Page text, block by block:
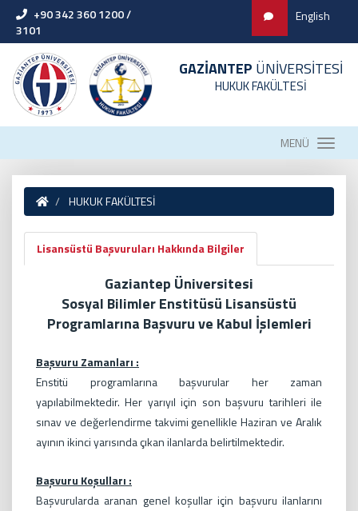
+90 342 360 1200 /
3101
English
GAZİANTEP ÜNİVERSİTESİ
HUKUK FAKÜLTESİ
MENÜ
HUKUK FAKÜLTESİ
Lisansüstü Başvuruları Hakkında Bilgiler
Gaziantep Üniversitesi
Sosyal Bilimler Enstitüsü Lisansüstü
Programlarına Başvuru ve Kabul İşlemleri
Başvuru Zamanları :
Enstitü programlarına başvurular her zaman
yapılabilmektedir. Her yarıyıl için son başvuru tarihleri ile
sınav ve değerlendirme takvimi genellikle Haziran ve Aralık
ayının ikinci yarısında çıkan ilanlarda belirtilmektedir.
Başvuru Koşulları :
Başvurularda aranan genel koşullar için başvuru ilanlarını